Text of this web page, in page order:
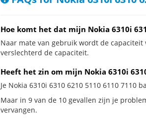
Hoe komt het dat mijn Nokia 6310i
Naar mate van gebruik wordt de
verslechterd de capaciteit.
Heeft het zin om mijn Nokia 6310i
Je Nokia 6310i 6310 6210 5110 6110
Maar in 9 van de 10 gevallen zijn je
vervangen.